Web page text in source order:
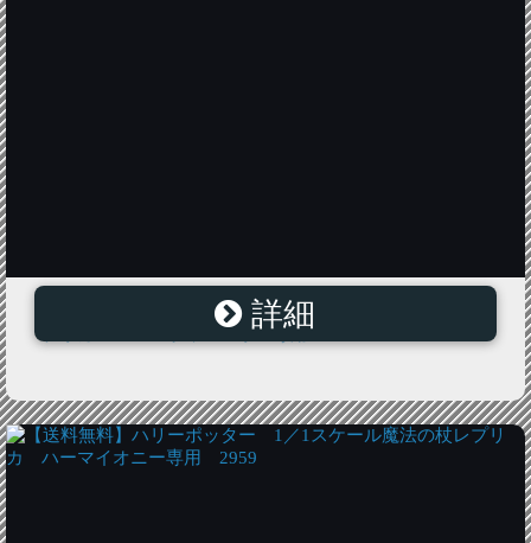
【送料無料】ハリーポッター 1／1スケール魔法の杖レ
プリカ ロン・ウィーズリー専用 2968
詳細